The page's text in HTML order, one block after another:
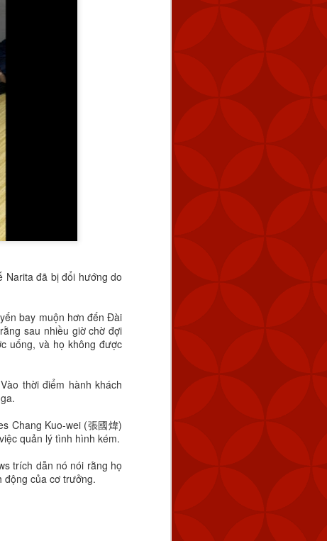
Narita đã bị đổi hướng do
bay muộn hơn đến Đài
sau nhiều giờ chờ đợi
uống, và họ không được
thời điểm hành khách
Chang Kuo-wei (張國煒)
quản lý tình hình kém.
trích dẫn nó nói rằng họ
động của cơ trưởng.
2:59 chiều.